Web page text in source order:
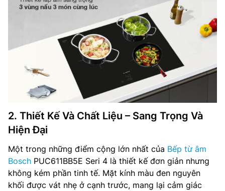
2. Thiết Kế Và Chất Liệu – Sang Trọng Và
Hiện Đại
Một trong những điểm cộng lớn nhất của Bếp từ âm
Bosch PUC611BB5E Seri 4 là thiết kế đơn giản nhưng
không kém phần tinh tế. Mặt kính màu đen nguyên
khối được vát nhẹ ở cạnh trước, mang lại cảm giác